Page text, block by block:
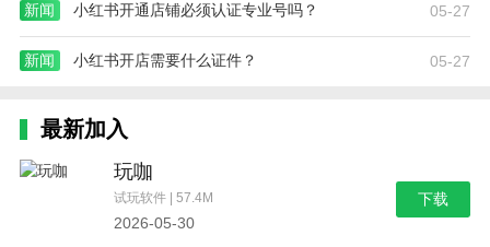
新闻 小红书开通店铺必须认证专业号吗？ 05-27
新闻 小红书开店需要什么证件？ 05-27
最新加入
玩咖
试玩软件 | 57.4M
2026-05-30
下载